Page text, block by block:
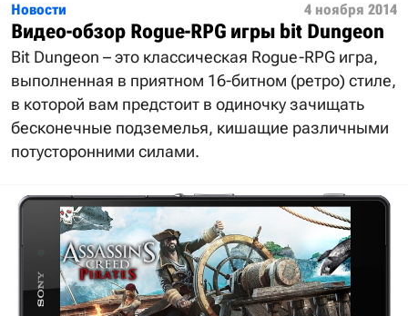
Новости 4 ноября 2014
Видео-обзор Rogue-RPG игры bit Dungeon
Bit Dungeon – это классическая Rogue-RPG игра,
выполненная в приятном 16-битном (ретро) стиле,
в которой вам предстоит в одиночку зачищать
бесконечные подземелья, кишащие различными
потусторонними силами.